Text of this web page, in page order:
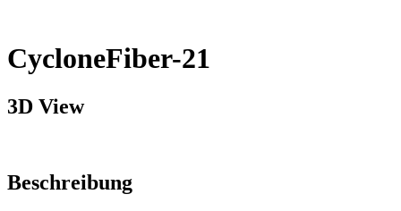
CycloneFiber-21
3D View
Beschreibung